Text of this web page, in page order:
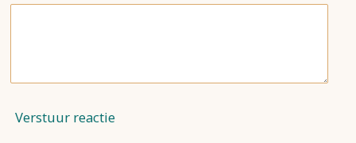
Verstuur reactie